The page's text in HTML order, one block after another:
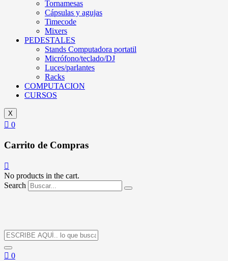
Tornamesas
Cápsulas y agujas
Timecode
Mixers
PEDESTALES
Stands Computadora portatil
Micrófono/teclado/DJ
Luces/parlantes
Racks
COMPUTACION
CURSOS
X
0
Carrito de Compras
No products in the cart.
Search
0